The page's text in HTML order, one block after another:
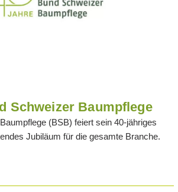
Schweizer Baumpflege
(BSB) feiert sein 40-jähriges
Jubiläum für die gesamte Branche.